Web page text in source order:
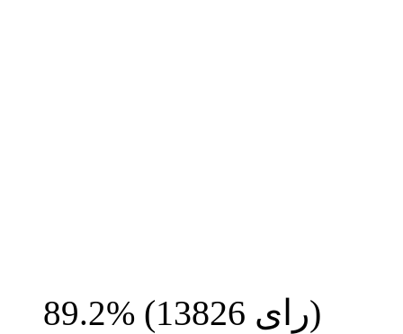
89.2% (13826 رای)